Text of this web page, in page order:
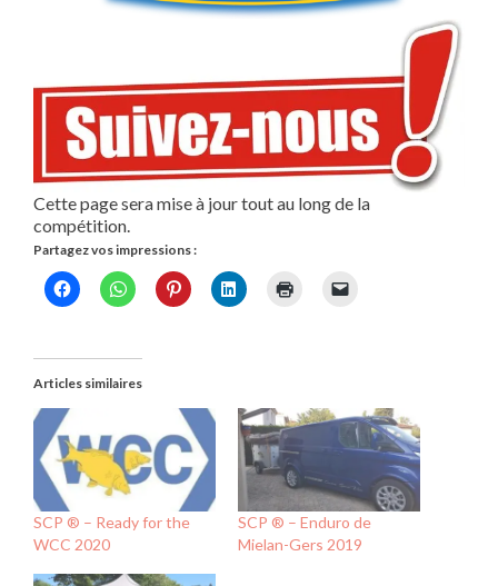
Cette page sera mise à jour tout au long de la
compétition.
Partagez vos impressions :
Articles similaires
SCP ® – Ready for the
WCC 2020
SCP ® – Enduro de
Mielan-Gers 2019